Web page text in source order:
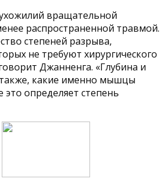
вращательной
распространенной травмой.
степеней разрыва,
не требуют хирургического
Джанненга. «Глубина и
какие именно мышцы
определяет степень